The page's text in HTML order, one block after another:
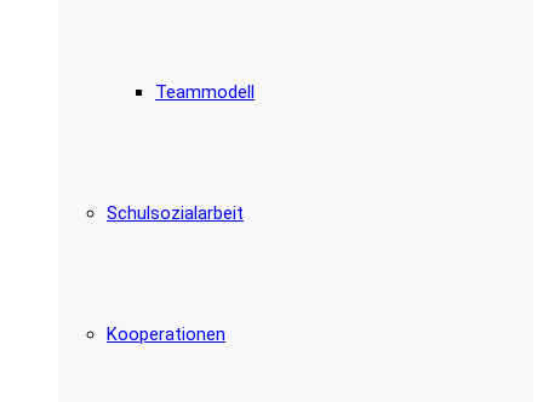
Teammodell
Schulsozialarbeit
Kooperationen